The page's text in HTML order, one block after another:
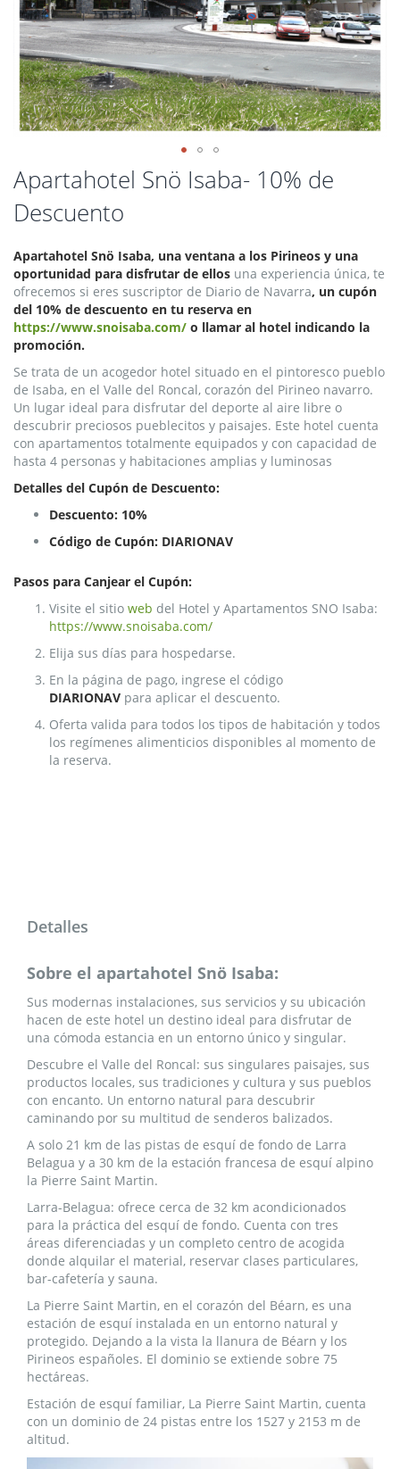
Apartahotel Snö Isaba- 10% de
Descuento
Apartahotel Snö Isaba, una ventana a los Pirineos y una
oportunidad para disfrutar de ellos una experiencia única, te
ofrecemos si eres suscriptor de Diario de Navarra, un cupón
del 10% de descuento en tu reserva en
https://www.snoisaba.com/ o llamar al hotel indicando la
promoción.
Se trata de un acogedor hotel situado en el pintoresco pueblo
de Isaba, en el Valle del Roncal, corazón del Pirineo navarro.
Un lugar ideal para disfrutar del deporte al aire libre o
descubrir preciosos pueblecitos y paisajes. Este hotel cuenta
con apartamentos totalmente equipados y con capacidad de
hasta 4 personas y habitaciones amplias y luminosas
Detalles del Cupón de Descuento:
Descuento: 10%
Código de Cupón: DIARIONAV
Pasos para Canjear el Cupón:
Visite el sitio web del Hotel y Apartamentos SNO Isaba:
https://www.snoisaba.com/
Elija sus días para hospedarse.
En la página de pago, ingrese el código
DIARIONAV para aplicar el descuento.
Oferta valida para todos los tipos de habitación y todos
los regímenes alimenticios disponibles al momento de
la reserva.
Saltar
al
comienzo
de
galería
de
imágenes
Detalles
Sobre el apartahotel Snö Isaba:
Sus modernas instalaciones, sus servicios y su ubicación
hacen de este hotel un destino ideal para disfrutar de
una cómoda estancia en un entorno único y singular.
Descubre el Valle del Roncal: sus singulares paisajes, sus
productos locales, sus tradiciones y cultura y sus pueblos
con encanto. Un entorno natural para descubrir
caminando por su multitud de senderos balizados.
A solo 21 km de las pistas de esquí de fondo de Larra
Belagua y a 30 km de la estación francesa de esquí alpino
la Pierre Saint Martin.
Larra-Belagua: ofrece cerca de 32 km acondicionados
para la práctica del esquí de fondo. Cuenta con tres
áreas diferenciadas y un completo centro de acogida
donde alquilar el material, reservar clases particulares,
bar-cafetería y sauna.
La Pierre Saint Martin, en el corazón del Béarn, es una
estación de esquí instalada en un entorno natural y
protegido. Dejando a la vista la llanura de Béarn y los
Pirineos españoles. El dominio se extiende sobre 75
hectáreas.
Estación de esquí familiar, La Pierre Saint Martin, cuenta
con un dominio de 24 pistas entre los 1527 y 2153 m de
altitud.